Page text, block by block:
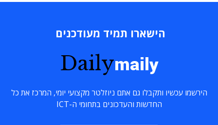
הישארו תמיד מעודכנים
Dailymaily
הירשמו עכשיו ותקבלו גם אתם ניוזלטר מקצועי יומי, המרכז את כל
החדשות והעדכונים בתחומי ה-ICT